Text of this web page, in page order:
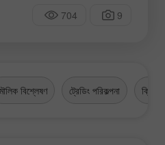
704 9
বিশ্লেষণ ট্রেডিং পরিকল্পনা